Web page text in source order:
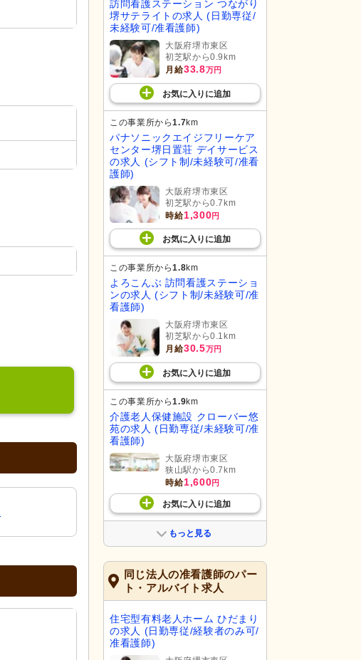
訪問看護ステーション つながり
堺サテライトの求人 (日勤専従/
未経験可/准看護師)
大阪府堺市東区
初芝駅から0.9km
月給33.8万円
お気に入り に追加
この事業所から1.7km
パナソニックエイジフリーケア
センター堺日置荘 デイサービス
の求人 (シフト制/未経験可/准看
護師)
大阪府堺市東区
初芝駅から0.7km
時給1,300円
お気に入り に追加
この事業所から1.8km
よろこんぶ 訪問看護ステーショ
ンの求人 (シフト制/未経験可/准
看護師)
大阪府堺市東区
初芝駅から0.1km
月給30.5万円
お気に入り に追加
この事業所から1.9km
介護老人保健施設 クローバー悠
苑の求人 (日勤専従/未経験可/准
看護師)
大阪府堺市東区
狭山駅から0.7km
時給1,600円
お気に入り に追加
もっと見る
同じ法人の准看護師のパー
ト・アルバイト求人
住宅型有料老人ホーム ひだまり
の求人 (日勤専従/経験者のみ可/
准看護師)